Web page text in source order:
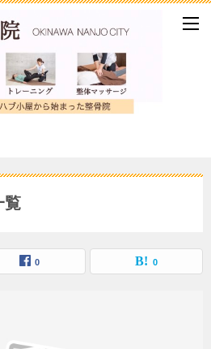
覧
0 0